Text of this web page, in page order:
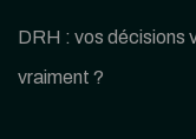
DRH : vos décisions
vraiment ?